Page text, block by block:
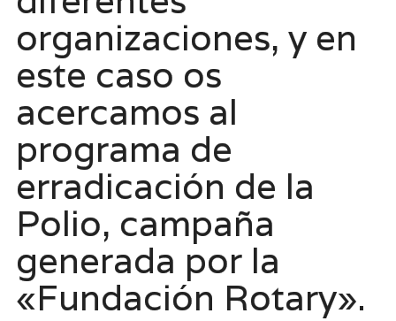
organizaciones, y en
este caso os
acercamos al
programa de
erradicación de la
Polio, campaña
generada por la
«Fundación Rotary».